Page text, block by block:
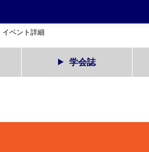
イベント詳細
学会誌